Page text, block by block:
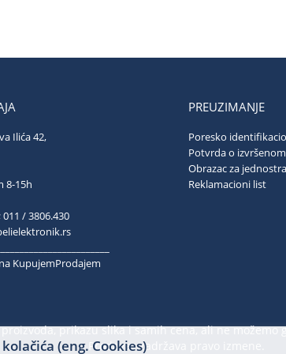
Ilića 42,
8-15h
/ 3806.430
KupujemProdajem
PREUZIMANJE
Poresko
Potvrda o
Obrazac za
Reklamacioni list
prikazu slika i samih cena, ali ne
Prodavac zadržava pravo izmene.
(eng. Cookies)